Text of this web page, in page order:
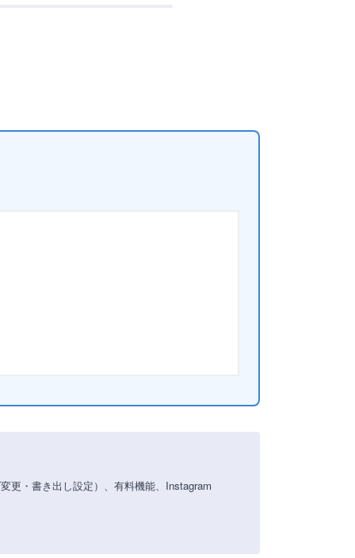
更・書き出し設定）、有料機能、Instagram